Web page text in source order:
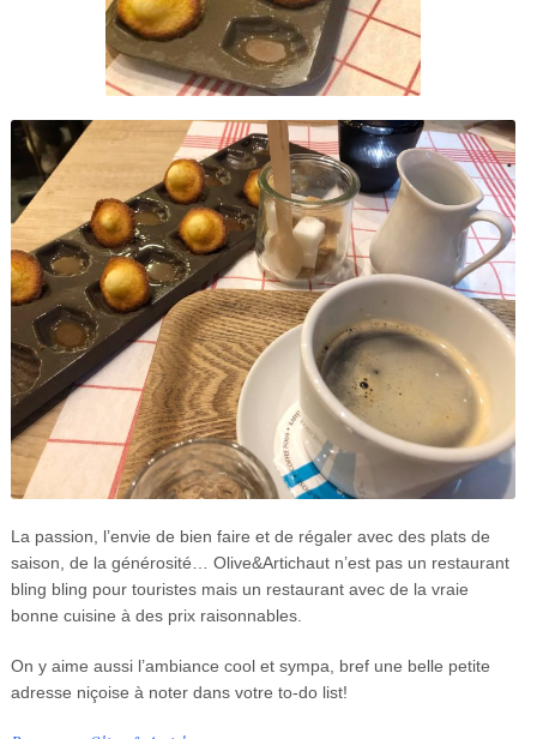
La passion, l’envie de bien faire et de régaler avec des plats de
saison, de la générosité… Olive&Artichaut n’est pas un restaurant
bling bling pour touristes mais un restaurant avec de la vraie
bonne cuisine à des prix raisonnables.
On y aime aussi l’ambiance cool et sympa, bref une belle petite
adresse niçoise à noter dans votre to-do list!